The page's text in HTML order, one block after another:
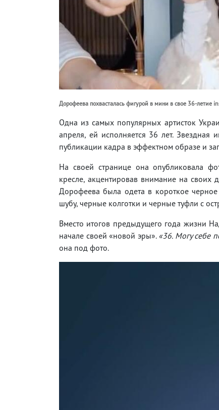
Дорофеева похвасталась фигурой в мини в свое 36-летие
Одна из самых популярных артисток
апреля, ей исполняется 36 лет.
публикации кадра в эффектном образе и
На своей странице она опубликовала
кресле, акцентировав внимание на своих
Дорофеева была одета в короткое черное
шубу, черные колготки и черные туфли с
Вместо итогов предыдущего года жизни
начале своей «новой эры». «36. Могу себе
она под фото.